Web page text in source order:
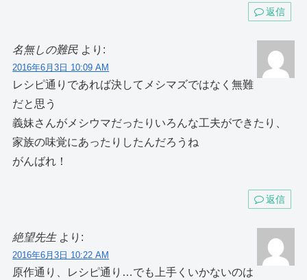
返信
名無しの難民 より:
2016年6月3日 10:09 AM
レシピ通りであれば決してメシマズではなく無難
だと思う
義妹さんがメシウマだったりいろんな工夫ができたり、
家族の味覚にあったりしたんだろうね
がんばれ！
返信
絶望先生 より:
2016年6月3日 10:22 AM
原作通り、レシピ通り…でも上手くいかないのは